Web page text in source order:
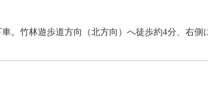
。竹林遊歩道方向（北方向）へ徒歩約4分、右側